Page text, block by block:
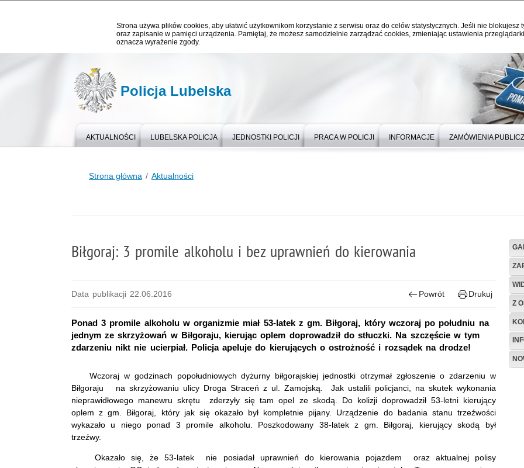
Strona używa plików cookies, aby ułatwić użytkownikom korzystanie z serwisu oraz do celów statystycznych. Jeśli nie blokujesz
oraz zapisanie w pamięci urządzenia. Pamiętaj, że możesz samodzielnie zarządzać cookies, zmieniając ustawienia
oznacza wyrażenie zgody.
Policja Lubelska
AKTUALNOŚCI LUBELSKA POLICJA JEDNOSTKI POLICJI PRACA W POLICJI INFORMACJE ZAMÓWIENIA
Strona główna Aktualności
Biłgoraj: 3 promile alkoholu i bez uprawnień do kierowania
Data publikacji 22.06.2016 Powrót Drukuj
Ponad 3 promile alkoholu w organizmie miał 53-latek z gm. Biłgoraj, który wczoraj po południu na
jednym ze skrzyżowań w Biłgoraju, kierując oplem doprowadził do stłuczki. Na szczęście w tym
zdarzeniu nikt nie ucierpiał. Policja apeluje do kierujących o ostrożność i rozsądek na drodze!
Wczoraj w godzinach popołudniowych dyżurny biłgorajskiej jednostki otrzymał zgłoszenie o zdarzeniu w
Biłgoraju na skrzyżowaniu ulicy Droga Straceń z ul. Zamojską. Jak ustalili policjanci, na skutek wykonania
nieprawidłowego manewru skrętu zderzyły się tam opel ze skodą. Do kolizji doprowadził 53-letni kierujący
oplem z gm. Biłgoraj, który jak się okazało był kompletnie pijany. Urządzenie do badania stanu trzeźwości
wykazało u niego ponad 3 promile alkoholu. Poszkodowany 38-latek z gm. Biłgoraj, kierujący skodą był
trzeźwy.
Okazało się, że 53-latek nie posiadał uprawnień do kierowania pojazdem oraz aktualnej polisy
Z